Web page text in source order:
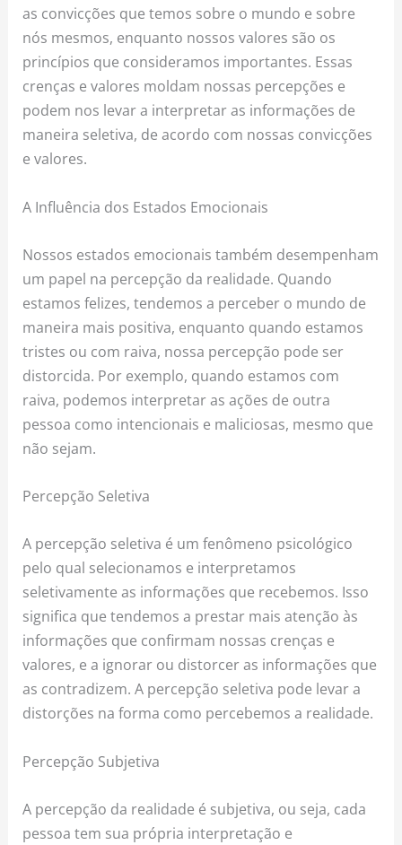
as convicções que temos sobre o mundo e sobre
nós mesmos, enquanto nossos valores são os
princípios que consideramos importantes. Essas
crenças e valores moldam nossas percepções e
podem nos levar a interpretar as informações de
maneira seletiva, de acordo com nossas convicções
e valores.
A Influência dos Estados Emocionais
Nossos estados emocionais também desempenham
um papel na percepção da realidade. Quando
estamos felizes, tendemos a perceber o mundo de
maneira mais positiva, enquanto quando estamos
tristes ou com raiva, nossa percepção pode ser
distorcida. Por exemplo, quando estamos com
raiva, podemos interpretar as ações de outra
pessoa como intencionais e maliciosas, mesmo que
não sejam.
Percepção Seletiva
A percepção seletiva é um fenômeno psicológico
pelo qual selecionamos e interpretamos
seletivamente as informações que recebemos. Isso
significa que tendemos a prestar mais atenção às
informações que confirmam nossas crenças e
valores, e a ignorar ou distorcer as informações que
as contradizem. A percepção seletiva pode levar a
distorções na forma como percebemos a realidade.
Percepção Subjetiva
A percepção da realidade é subjetiva, ou seja, cada
pessoa tem sua própria interpretação e